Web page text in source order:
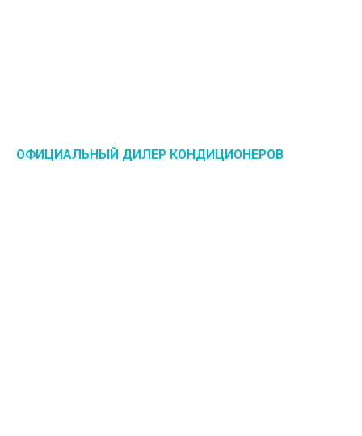
ОФИЦИАЛЬНЫЙ ДИЛЕР КОНДИЦИОНЕРОВ